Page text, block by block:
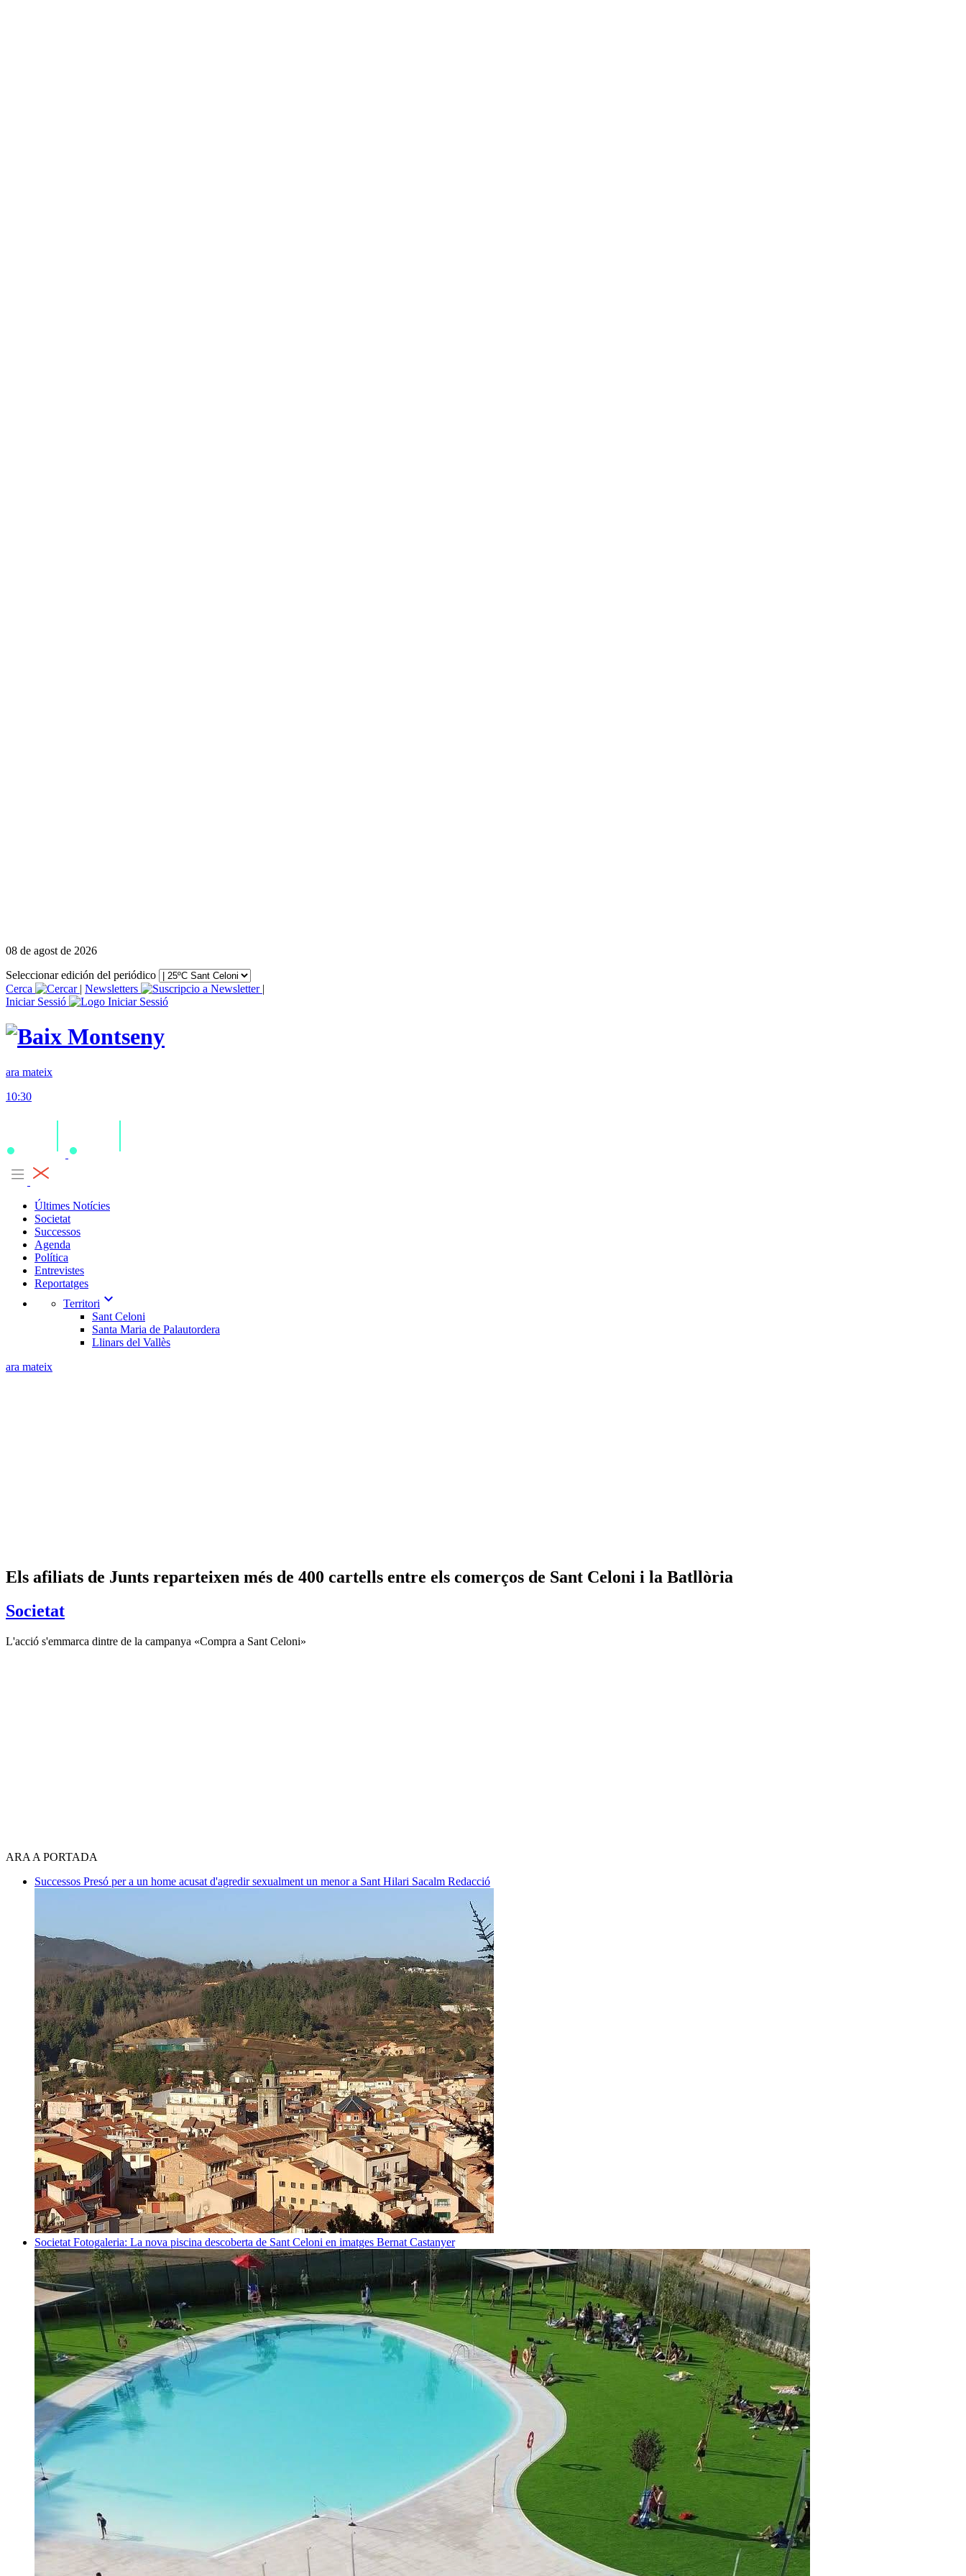
08 de agost de 2026
Seleccionar edición del periódico
Cerca
| Newsletters
|
Iniciar Sessió
ara mateix
10:30
Últimes Notícies
Societat
Successos
Agenda
Política
Entrevistes
Reportatges
Territori expand_more
Sant Celoni
Santa Maria de Palautordera
Llinars del Vallès
ara mateix
Els afiliats de Junts reparteixen més de 400 cartells entre els comerços de Sant Celoni i la Batllòria
Societat
L'acció s'emmarca dintre de la campanya «Compra a Sant Celoni»
ARA A PORTADA
Successos Presó per a un home acusat d'agredir sexualment un menor a Sant Hilari Sacalm Redacció
Societat Fotogaleria: La nova piscina descoberta de Sant Celoni en imatges Bernat Castanyer